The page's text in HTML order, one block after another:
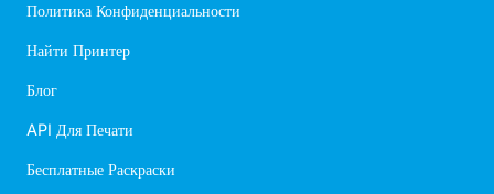
Политика Конфиденциальности
Найти Принтер
Блог
API Для Печати
Бесплатные Раскраски